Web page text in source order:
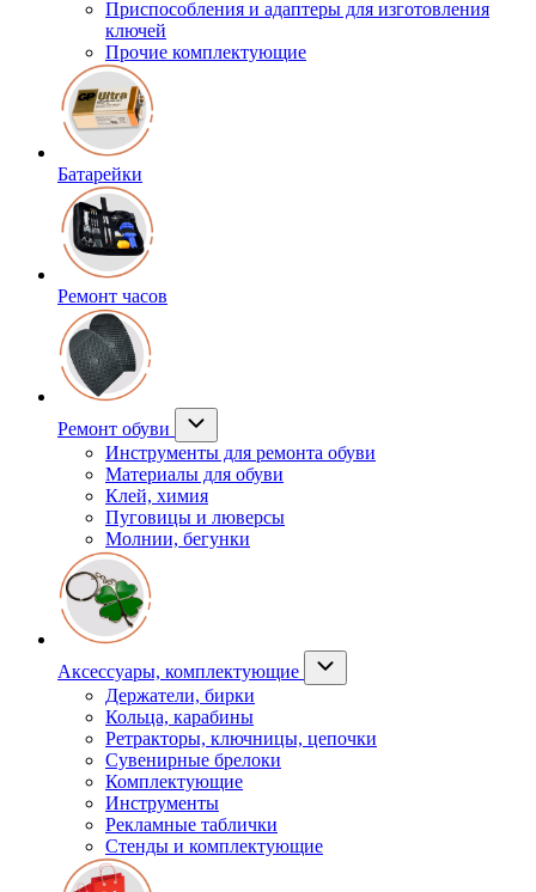
Приспособления и адаптеры для изготовления
ключей
Прочие комплектующие
Батарейки
Ремонт часов
Ремонт обуви
Инструменты для ремонта обуви
Материалы для обуви
Клей, химия
Пуговицы и люверсы
Молнии, бегунки
Аксессуары, комплектующие
Держатели, бирки
Кольца, карабины
Ретракторы, ключницы, цепочки
Сувенирные брелоки
Комплектующие
Инструменты
Рекламные таблички
Стенды и комплектующие